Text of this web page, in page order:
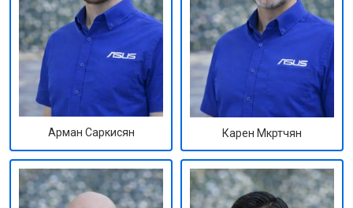
Арман Саркисян Карен Мкртчян